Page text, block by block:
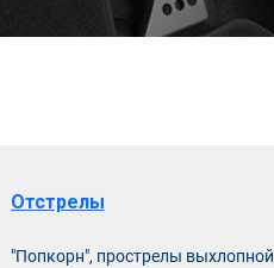
Отстрелы
"Попкорн", прострелы выхлопной